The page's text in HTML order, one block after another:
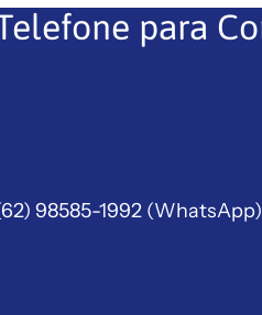
para
98585-1992 (WhatsApp)